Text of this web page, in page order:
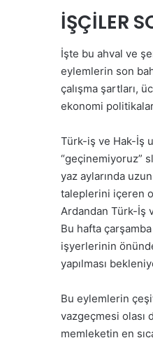
İŞÇİLER
İşte bu ahval ve
eylemlerin son
çalışma şartları,
ekonomi
Türk-iş ve Hak-İş
“geçinemiyoruz”
yaz aylarında
taleplerini içeren
Ardandan Türk-İş
Bu hafta
işyerlerinin
yapılması
Bu eylemlerin
vazgeçmesi olası
memleketin en